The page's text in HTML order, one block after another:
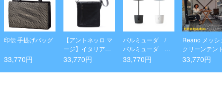
印伝 手提げバッグ
33,770円
【アントネッロ マ
ージ】イタリア製
ショルダーバッグ
33,770円
バルミューダ /
バルミューダ
ザ・ライト
33,770円
Reano メッシ
クリーンテン
otsubo
33,770円